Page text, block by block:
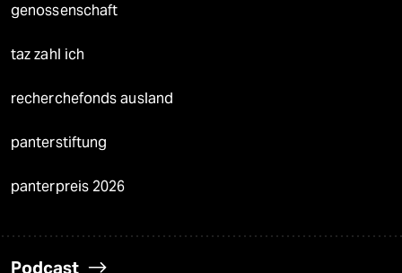
genossenschaft
taz zahl ich
recherchefonds ausland
panterstiftung
panterpreis 2026
Podcast